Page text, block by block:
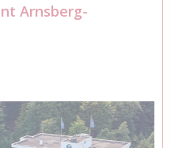
Arnsberg-